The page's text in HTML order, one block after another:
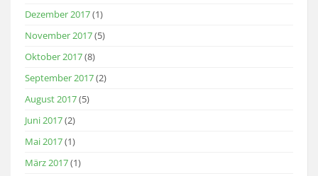
Dezember 2017(1)
November 2017(5)
Oktober 2017(8)
September 2017(2)
August 2017(5)
Juni 2017(2)
Mai 2017(1)
März 2017(1)